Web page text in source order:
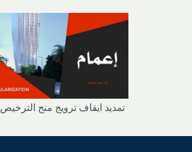
تمديد ايقاف ترويج منح الترخيص